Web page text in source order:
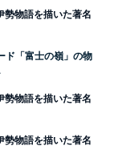
物語を描いた著名
ド「富士の嶺」の物
物語を描いた著名
物語を描いた著名